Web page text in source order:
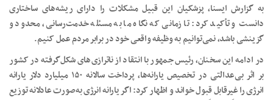
به گزارش ایسنا، پزشکیان این قبیل مشکلات را دارای ریشه‌های ساختاری
دانست و تأکید کرد: تا زمانی که نگاه ما به مسئله خدمت‌رسانی، محدود و
گزینشی باشد، نمی‌توانیم به وظیفه واقعی خود در برابر مردم عمل کنیم.
در ادامه این سخنان، رئیس جمهور با انتقاد از ناترازی‌های شکل‌گرفته در کشور
بر اثر بی‌عدالتی در تخصیص یارانه‌ها، پرداخت سالانه ۱۵۰ میلیارد دلار یارانه
انرژی را غیرقابل قبول خواند و اظهار کرد: اگر یارانه انرژی به‌صورت عادلانه توزیع